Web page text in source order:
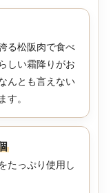
る松阪肉で食べ
しい霜降りがお
んとも言えない
す。
たっぷり使用し